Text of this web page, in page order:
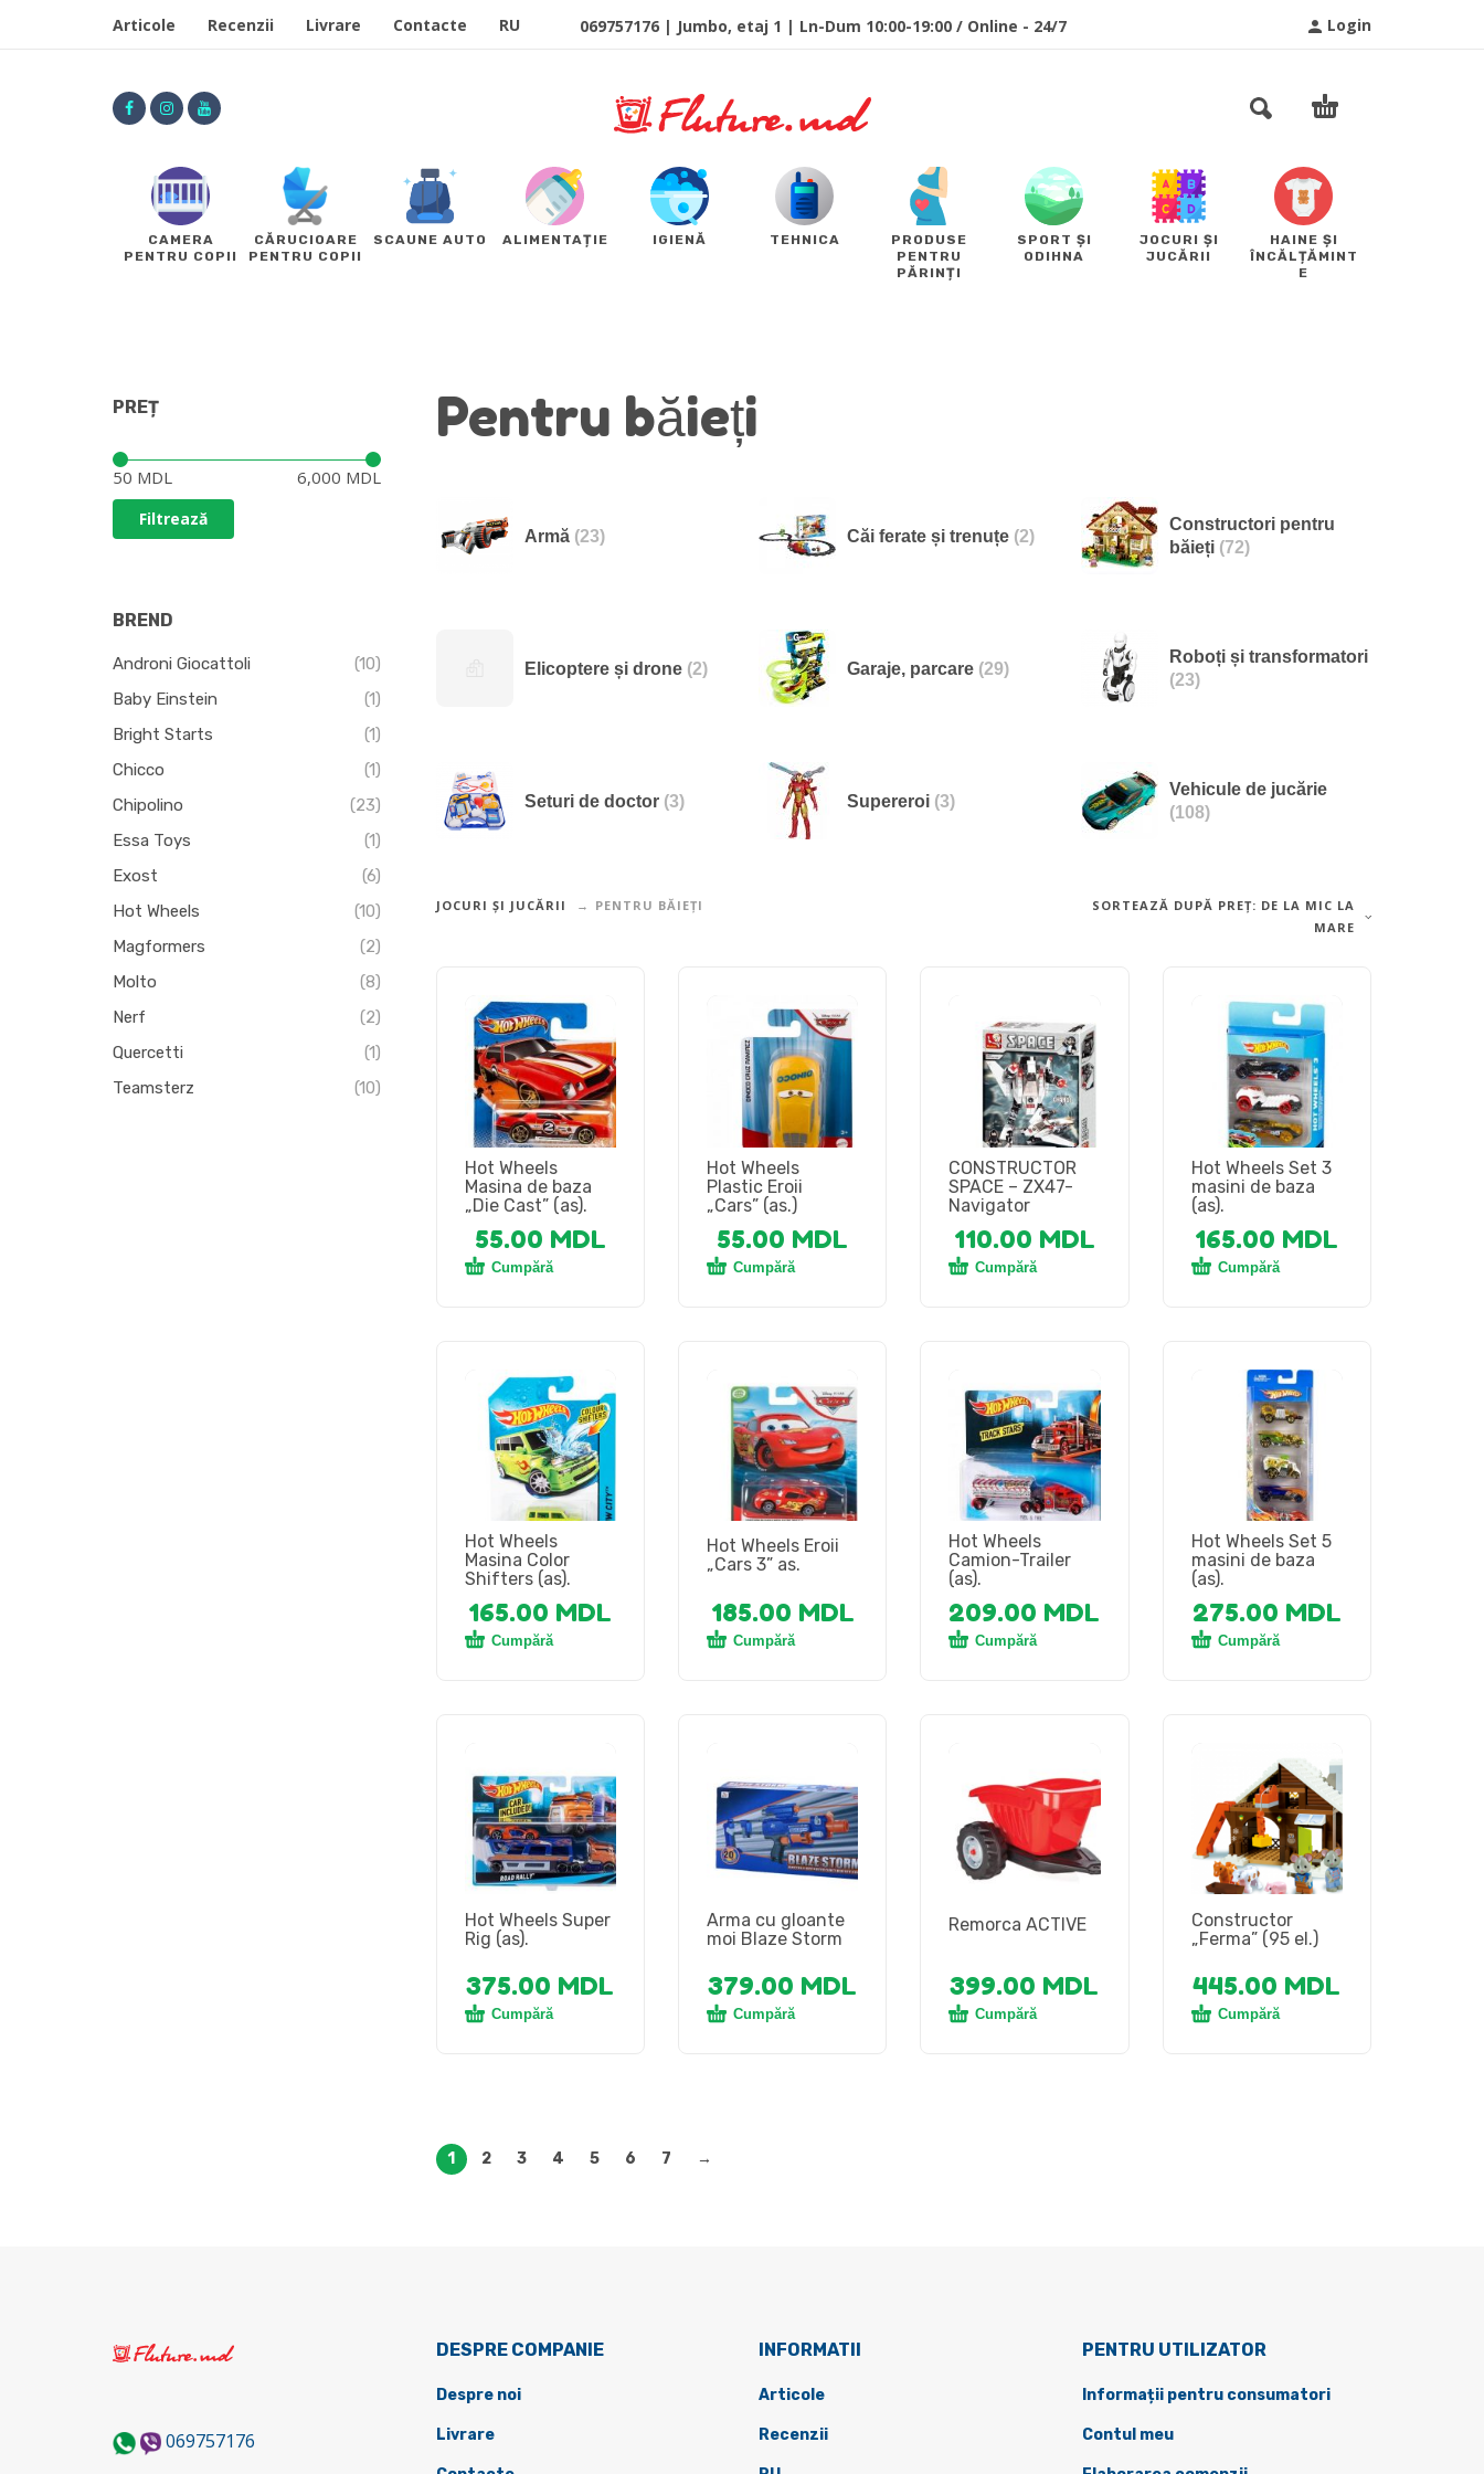
Login
Articole Recenzii Livrare Contacte RU 069757176 | Jumbo, etaj 1 | Ln-Dum 10:00-19:00 / Online - 24/7
CAMERA
PENTRU COPII
CĂRUCIOARE
PENTRU COPII
SCAUNE AUTO ALIMENTAȚIE IGIENĂ TEHNICA
PRODUSE
PENTRU
PĂRINȚI
SPORT ȘI
ODIHNA
JOCURI ȘI
JUCĂRII
HAINE ȘI
ÎNCĂLȚĂMINT
E
PREȚ
Filtrează
50 MDL 6,000 MDL
BREND
Androni Giocattoli
(10)
Baby Einstein
(1)
Bright Starts
(1)
Chicco
(1)
Chipolino
(23)
Essa Toys
(1)
Exost
(6)
Hot Wheels
(10)
Magformers
(2)
Molto
(8)
Nerf
(2)
Quercetti
(1)
Teamsterz
(10)
Pentru băieți
Armă (23) Căi ferate și trenuțe (2)
Constructori pentru
băieți (72)
Elicoptere și drone (2) Garaje, parcare (29)
Roboți și transformatori
(23)
Seturi de doctor (3) Supereroi (3)
Vehicule de jucărie
(108)
JOCURI ȘI JUCĂRII PENTRU BĂIEȚI
SORTEAZĂ DUPĂ PREȚ: DE LA MIC LA
MARE
Hot Wheels
Masina de baza
„Die Cast” (аs).
55.00 MDL
Cumpără
Hot Wheels
Plastic Eroii
„Cars” (as.)
55.00 MDL
Cumpără
CONSTRUCTOR
SPACE – ZX47-
Navigator
110.00 MDL
Cumpără
Hot Wheels Set 3
masini de baza
(as).
165.00 MDL
Cumpără
Hot Wheels
Masina Color
Shifters (as).
165.00 MDL
Cumpără
Hot Wheels Eroii
„Cars 3” as.
185.00 MDL
Cumpără
Hot Wheels
Camion-Trailer
(as).
209.00 MDL
Cumpără
Hot Wheels Set 5
masini de baza
(as).
275.00 MDL
Cumpără
Hot Wheels Super
Rig (as).
375.00 MDL
Cumpără
Arma cu gloante
moi Blaze Storm
379.00 MDL
Cumpără
Remorca ACTIVE
399.00 MDL
Cumpără
Constructor
„Ferma” (95 el.)
445.00 MDL
Cumpără
1 2 3 4 5 6 7 →
069757176
DESPRE COMPANIE
Despre noi
Livrare
INFORMATII
Articole
Recenzii
PENTRU UTILIZATOR
Informații pentru consumatori
Contul meu